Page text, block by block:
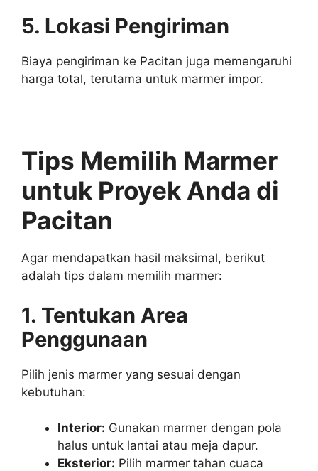
5. Lokasi Pengiriman
Biaya pengiriman ke Pacitan juga memengaruhi
harga total, terutama untuk marmer impor.
Tips Memilih Marmer
untuk Proyek Anda di
Pacitan
Agar mendapatkan hasil maksimal, berikut
adalah tips dalam memilih marmer:
1. Tentukan Area
Penggunaan
Pilih jenis marmer yang sesuai dengan
kebutuhan:
Interior: Gunakan marmer dengan pola
halus untuk lantai atau meja dapur.
Eksterior: Pilih marmer tahan cuaca